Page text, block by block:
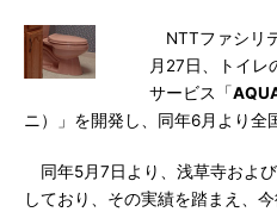
NTTファシリ
月27日、トイレ
サービス「
ニ）」を開発し、同年6月より全
同年5月7日より、浅草寺およ
しており、その実績を踏まえ、